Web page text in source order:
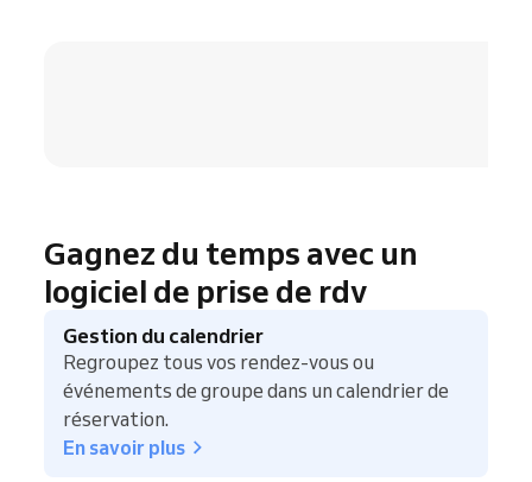
Gagnez du temps avec un
logiciel de prise de rdv
Gestion du calendrier
Regroupez tous vos rendez-vous ou
événements de groupe dans un calendrier de
réservation.
En savoir plus